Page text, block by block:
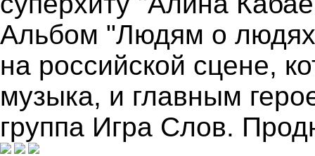
Альбом "Людям о
на российской сцене,
музыка, и главным
группа Игра Слов.